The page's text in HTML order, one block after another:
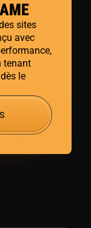
sites
avec
tenant
le